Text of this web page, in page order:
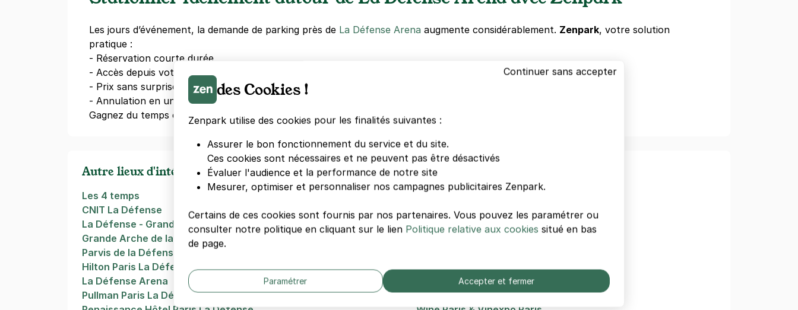
Les jours d’événement, la demande de parking près de La Défense Arena augmente considérablement. Zenpark, votre solution
pratique :
- Réservation courte durée
- Accès depuis votre smartphone
- Prix sans surprise
- Annulation en un clic
Gagnez du temps en
réservant votre stationnement avant votre soirée.
Autre lieux d'intérêts à Paris
Les 4 temps
CNIT La Défense
La Défense - Grande Arche
Grande Arche de la Défense
Parvis de la Défense
Hilton Paris La Défense
La Défense Arena
Pullman Paris La Défense
Autres événements de Paris
Foire de Paris
Salon International de l'Agriculture
Retromobile
Foire du trône
Paris Games Week
Salon du Bourget
Spectacle Cirque du Soleil
Continuer sans accepter
des Cookies !
Zenpark utilise des cookies pour les finalités suivantes :
Assurer le bon fonctionnement du service et du site.
Ces cookies sont nécessaires et ne peuvent pas être désactivés
Évaluer l'audience et la performance de notre site
Mesurer, optimiser et personnaliser nos campagnes publicitaires Zenpark.
Certains de ces cookies sont fournis par nos partenaires. Vous pouvez les paramétrer ou
consulter notre politique en cliquant sur le lien Politique relative aux cookies situé en bas
de page.
Paramétrer Accepter et fermer